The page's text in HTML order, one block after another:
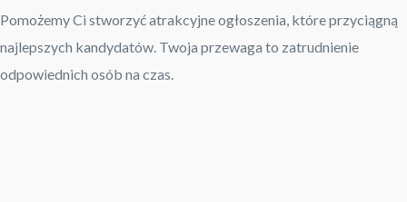
Pomożemy Ci stworzyć atrakcyjne ogłoszenia, które przyciągną
najlepszych kandydatów. Twoja przewaga to zatrudnienie
odpowiednich osób na czas.